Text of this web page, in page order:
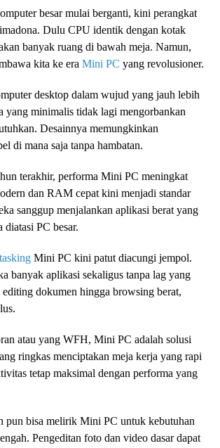
besar mulai berganti, kini perangkat
Dulu CPU identik dengan kotak
banyak ruang di bawah meja. Namun,
kita ke era Mini PC yang revolusioner.
desktop dalam wujud yang jauh lebih
yang minimalis tidak lagi mengorbankan
Desainnya memungkinkan
di mana saja tanpa hambatan.
terakhir, performa Mini PC meningkat
dan RAM cepat kini menjadi standar
sanggup menjalankan aplikasi berat yang
diatasi PC besar.
Mini PC kini patut diacungi jempol.
banyak aplikasi sekaligus tanpa lag yang
dokumen hingga browsing berat,
atau yang WFH, Mini PC adalah solusi
ringkas menciptakan meja kerja yang rapi
tetap maksimal dengan performa yang
pun bisa melirik Mini PC untuk kebutuhan
Pengeditan foto dan video dasar dapat